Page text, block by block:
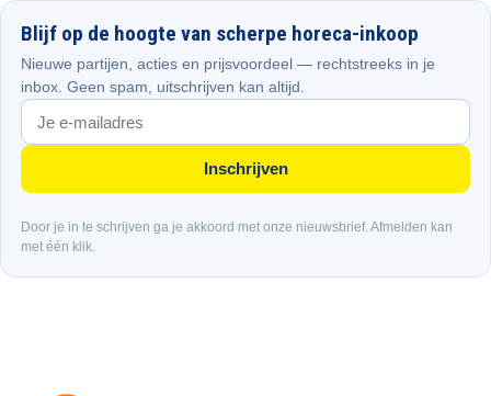
Blijf op de hoogte van scherpe horeca-inkoop
Nieuwe partijen, acties en prijsvoordeel — rechtstreeks in je
inbox. Geen spam, uitschrijven kan altijd.
Inschrijven
Door je in te schrijven ga je akkoord met onze nieuwsbrief. Afmelden kan
met één klik.